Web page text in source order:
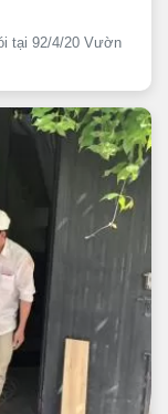
tại 92/4/20 Vườn